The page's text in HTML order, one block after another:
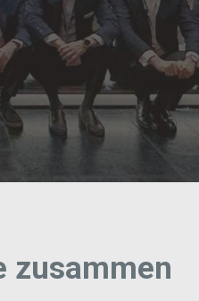
zusammen